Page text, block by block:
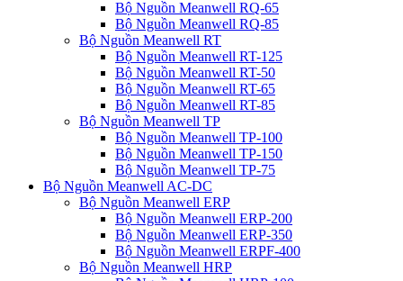
Bộ Nguồn Meanwell RQ-65
Bộ Nguồn Meanwell RQ-85
Bộ Nguồn Meanwell RT
Bộ Nguồn Meanwell RT-125
Bộ Nguồn Meanwell RT-50
Bộ Nguồn Meanwell RT-65
Bộ Nguồn Meanwell RT-85
Bộ Nguồn Meanwell TP
Bộ Nguồn Meanwell TP-100
Bộ Nguồn Meanwell TP-150
Bộ Nguồn Meanwell TP-75
Bộ Nguồn Meanwell AC-DC
Bộ Nguồn Meanwell ERP
Bộ Nguồn Meanwell ERP-200
Bộ Nguồn Meanwell ERP-350
Bộ Nguồn Meanwell ERPF-400
Bộ Nguồn Meanwell HRP